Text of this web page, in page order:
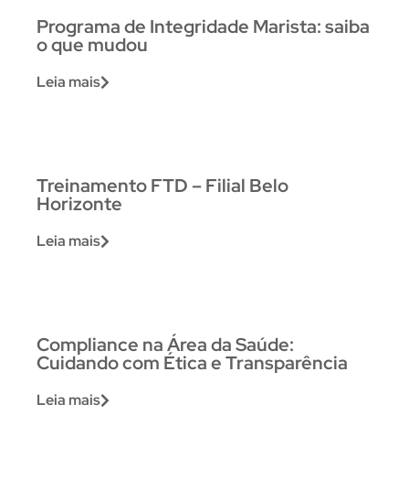
Programa de Integridade Marista: saiba
o que mudou
Leia mais
Treinamento FTD – Filial Belo
Horizonte
Leia mais
Compliance na Área da Saúde:
Cuidando com Ética e Transparência
Leia mais